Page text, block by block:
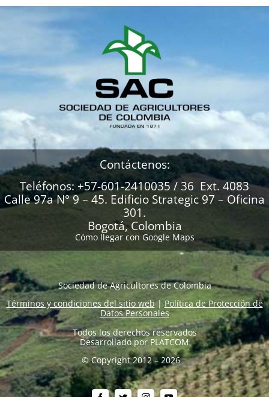
Contáctenos:
Teléfonos: +57-601-2410035 / 36 Ext. 4083
Calle 97a N° 9 – 45. Edificio Strategic 97 – Oficina
301.
Bogotá, Colombia
Cómo llegar con Google Maps
Sociedad de Agricultores de Colombia
Términos y condiciones del sitio web|Política de Protección de
Datos Personales
Todos los derechos reservados
Desarrollado por PLATCOM
© Copyright 2012 – 2026